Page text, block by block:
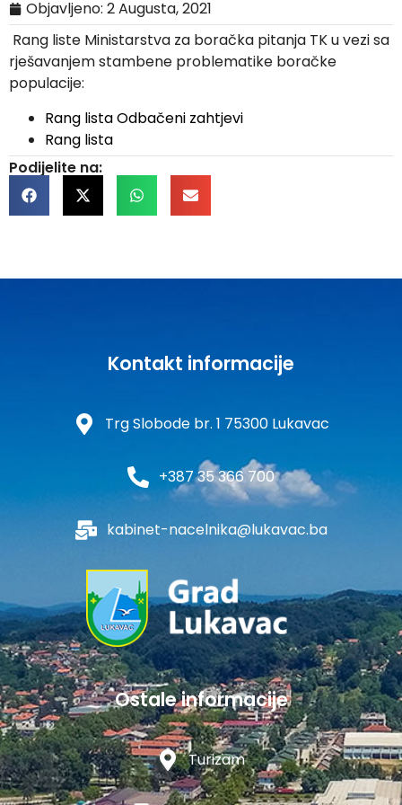
Objavljeno: 2 Augusta, 2021
Rang liste Ministarstva za boračka pitanja TK u vezi sa
rješavanjem stambene problematike boračke
populacije:
Rang listaOdbačeni zahtjevi
Rang lista
Podijelite na:
Kontakt informacije
Trg Slobode br. 1 75300 Lukavac
+387 35 366 700
kabinet-nacelnika@lukavac.ba
Ostale informacije
Turizam